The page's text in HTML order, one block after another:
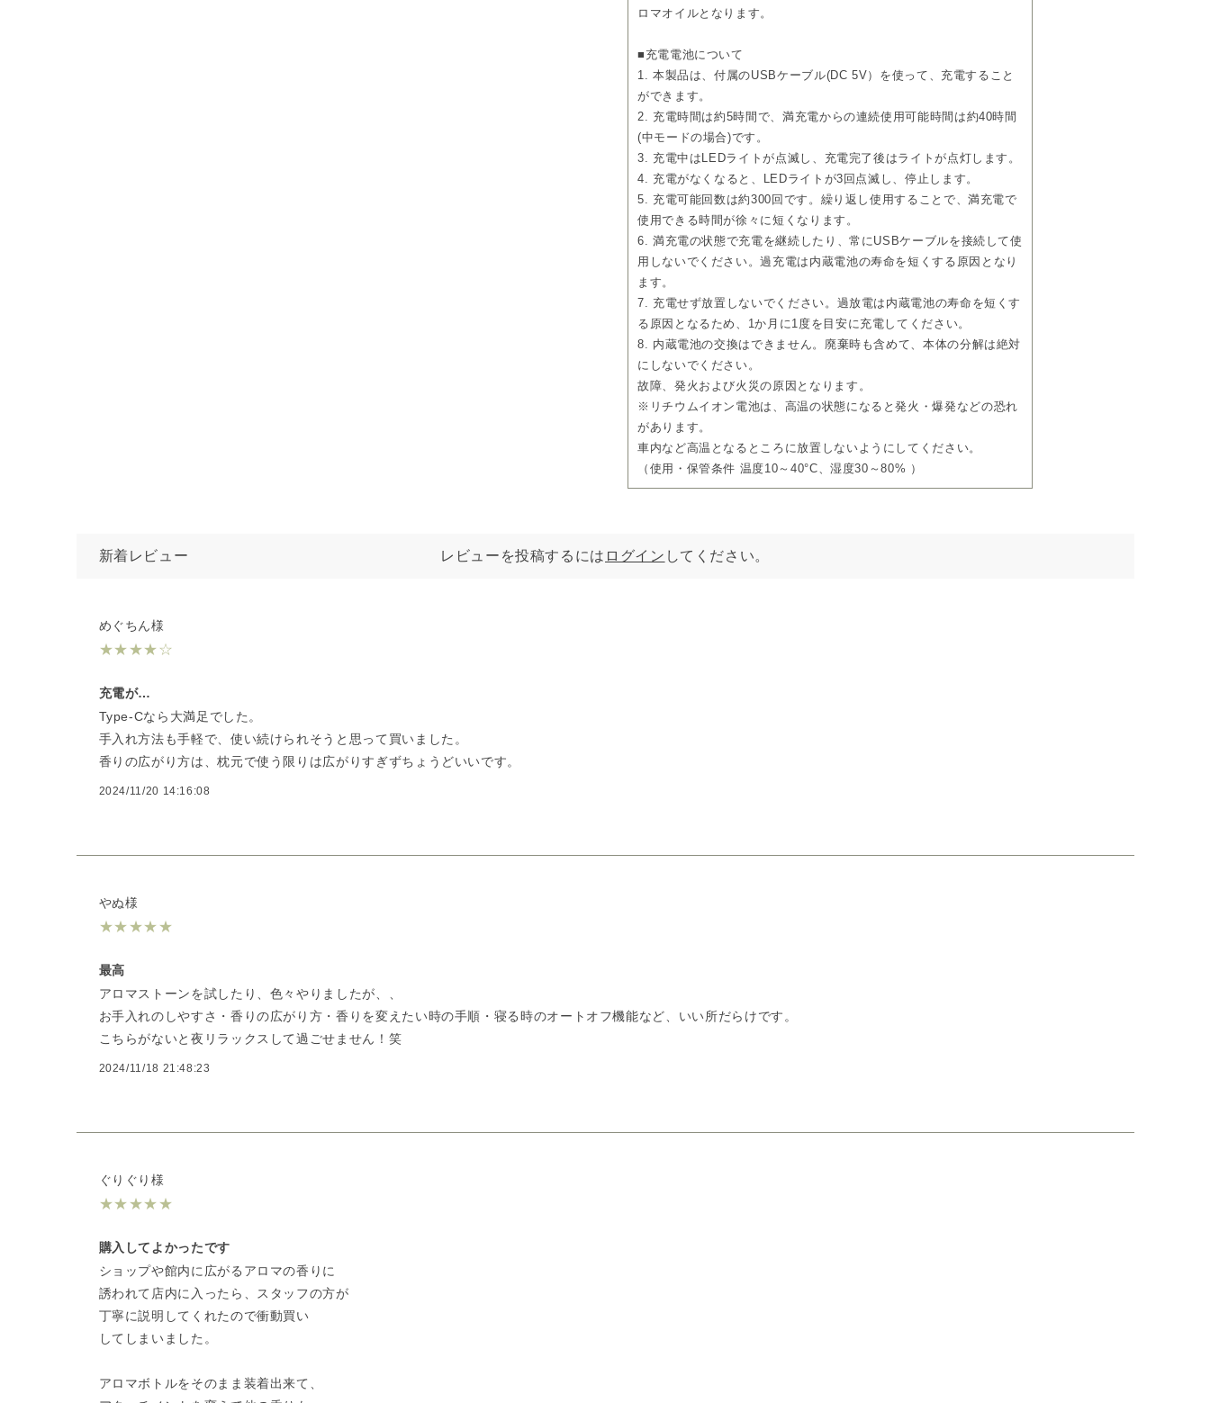
ロマオイルとなります。
■充電電池について
1. 本製品は、付属のUSBケーブル(DC 5V）を使って、充電すること
ができます。
2. 充電時間は約5時間で、満充電からの連続使用可能時間は約40時間
(中モードの場合)です。
3. 充電中はLEDライトが点滅し、充電完了後はライトが点灯します。
4. 充電がなくなると、LEDライトが3回点滅し、停止します。
5. 充電可能回数は約300回です。繰り返し使用することで、満充電で
使用できる時間が徐々に短くなります。
6. 満充電の状態で充電を継続したり、常にUSBケーブルを接続して使
用しないでください。過充電は内蔵電池の寿命を短くする原因となり
ます。
7. 充電せず放置しないでください。過放電は内蔵電池の寿命を短くす
る原因となるため、1か月に1度を目安に充電してください。
8. 内蔵電池の交換はできません。廃棄時も含めて、本体の分解は絶対
にしないでください。
故障、発火および火災の原因となります。
※リチウムイオン電池は、高温の状態になると発火・爆発などの恐れ
があります。
車内など高温となるところに放置しないようにしてください。
（使用・保管条件 温度10～40°C、湿度30～80% ）
新着レビュー レビューを投稿するには ログイン してください。
めぐちん様
★★★★☆
充電が…
Type-Cなら大満足でした。
手入れ方法も手軽で、使い続けられそうと思って買いました。
香りの広がり方は、枕元で使う限りは広がりすぎずちょうどいいです。
2024/11/20 14:16:08
やぬ様
★★★★★
最高
アロマストーンを試したり、色々やりましたが、、
お手入れのしやすさ・香りの広がり方・香りを変えたい時の手順・寝る時のオートオフ機能など、いい所だらけです。
こちらがないと夜リラックスして過ごせません！笑
2024/11/18 21:48:23
ぐりぐり様
★★★★★
購入してよかったです
ショップや館内に広がるアロマの香りに
誘われて店内に入ったら、スタッフの方が
丁寧に説明してくれたので衝動買い
してしまいました。
アロマボトルをそのまま装着出来て、